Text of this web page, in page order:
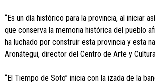
“Es un día histórico para la provincia, al iniciar
que conserva la memoria histórica del pueblo
ha luchado por construir esta provincia y esta
Aronátegui, director del Centro de Arte y
“El Tiempo de Soto” inicia con la izada de la